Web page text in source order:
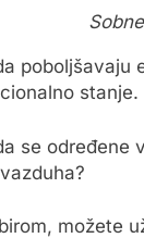
stanje.
se određene
možete